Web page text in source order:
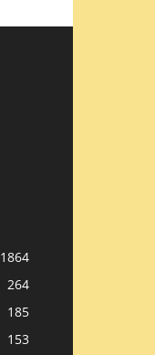
1864
264
185
153